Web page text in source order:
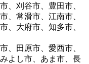
、刈谷市、豊田市、
、常滑市、江南市、
、大府市、知多市、
、田原市、愛西市、
よし市、あま市、長